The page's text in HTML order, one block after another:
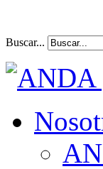
Buscar...